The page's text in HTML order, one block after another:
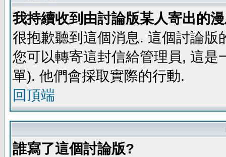
我持續收到由討論版某人寄出的
很抱歉聽到這個消息. 這個討論
您可以轉寄這封信給管理員, 這
單). 他們會採取實際的行動.
回頂端
誰寫了這個討論版?